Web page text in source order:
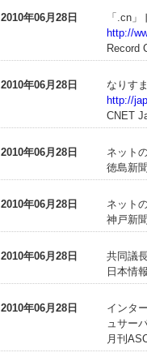
2010年06月28日
「.cn
http://
Record
2010年06月28日
なりす
http://
CNET
2010年06月28日
ネット
徳島新
2010年06月28日
ネット
神戸新
2010年06月28日
共同議
日本情
2010年06月28日
インタ
ュサー
月刊